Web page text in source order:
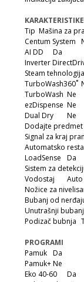
KARAKTERISTIKE
Tip Mašina za
Centum System
AI DD
Da
Inverter
Steam tehnologija
TurboWash360˚
TurboWash Ne
ezDispense Ne
Dual Dry
Ne
Dodajte predmet
Signal za kraj
Automatsko
LoadSense
Da
Sistem za
Vodostaj
Auto
Nožice za
Bubanj od
Unutrašnji
Podizač bubnja
PROGRAMI
Pamuk Da
Pamuk+Ne
Eko 40-60
Da